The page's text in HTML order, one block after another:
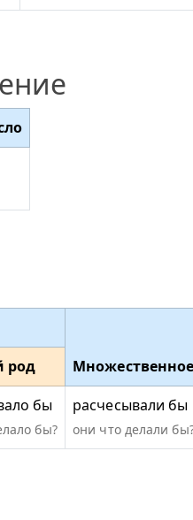
род
бы
бы?
расчесывали бы
они что делали